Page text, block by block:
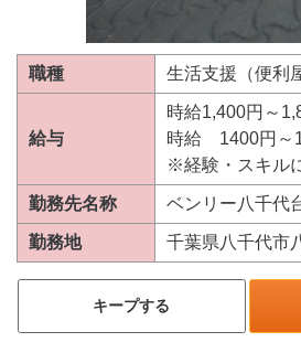
職種 生活支援（便利
給与
時給1,400円～
時給 1400円～
※経験・スキル
勤務先名称 ベンリー八千代
勤務地 千葉県八千代市
キープする